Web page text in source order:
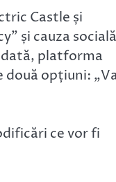
Castle și
și cauza
platforma
două opțiuni:
ce vor fi